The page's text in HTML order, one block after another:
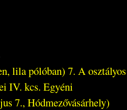
lila pólóban) 7. A osztályos
IV. kcs. Egyéni
7., Hódmezővásárhely)